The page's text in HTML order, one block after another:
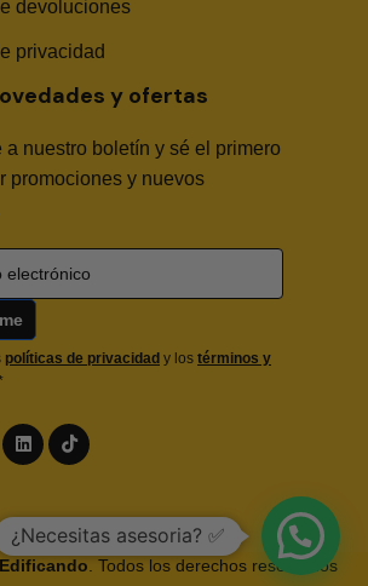
devoluciones
privacidad
y ofertas
a nuestro boletín y sé el primero
promociones y nuevos
políticas de privacidad y los términos y
. Todos los derechos reservados
🤖
técnica, fichas en PDF o buscas
algún producto?
¿Necesitas asesoria? ✅